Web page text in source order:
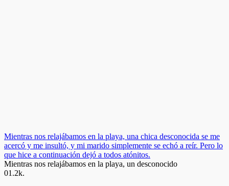
Mientras nos relajábamos en la playa, una chica desconocida se me
acercó y me insultó, y mi marido simplemente se echó a reír. Pero lo
que hice a continuación dejó a todos atónitos.
Mientras nos relajábamos en la playa, un desconocido
01.2k.